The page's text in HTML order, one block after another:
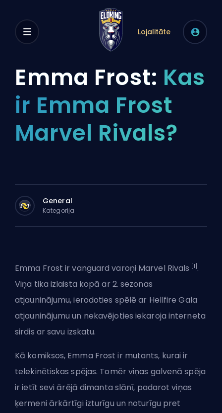
Lojalitāte
Emma Frost: Kas
ir Emma Frost
Marvel Rivals?
General
Kategorija
Emma Frost irvanguardvaroņi Marvel Rivals [1] .
Viņa tika izlaista kopā ar 2. sezonas
atjauninājumu, ierodoties spēlē ar Hellfire Gala
atjauninājumu un nekavējoties iekaroja interneta
sirdis ar savu izskatu.
Kā komiksos, Emma Frost ir mutants, kurai ir
telekinētiskas spējas. Tomēr viņas galvenā spēja
ir ietīt sevi ārējā dimanta slānī, padarot viņas
ķermeni ārkārtīgi izturīgu un noturīgu pret